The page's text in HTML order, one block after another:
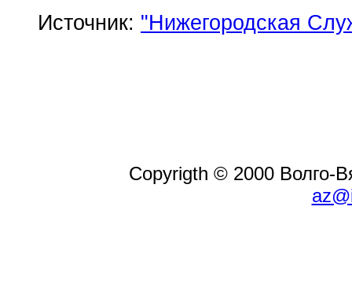
Источник: "Нижегородская
Copyrigth © 2000 Волго-